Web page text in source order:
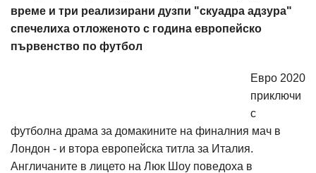
време и три реализирани дузпи "скуадра адзура"
спечелиха отложеното с година европейско
първенство по футбол
Евро 2020
приключи
с
футболна драма за домакините на финалния мач в
Лондон - и втора европейска титла за Италия.
Англичаните в лицето на Люк Шоу поведоха в